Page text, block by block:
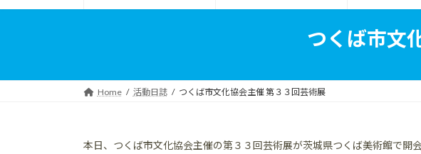
つくば市文
Home 活動日誌 つくば市文化協会主催 第３３回芸術展
本日、つくば市文化協会主催の第３３回芸術展が茨城県つくば美術館で開会